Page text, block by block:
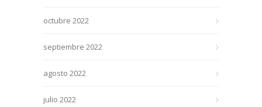
octubre 2022
septiembre 2022
agosto 2022
julio 2022